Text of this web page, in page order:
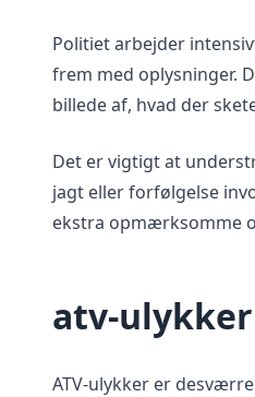
Politiet arbejder
frem med oplysninger.
billede af, hvad der
Det er vigtigt at
jagt eller forfølgelse
ekstra opmærksomme
atv-
ATV-ulykker er